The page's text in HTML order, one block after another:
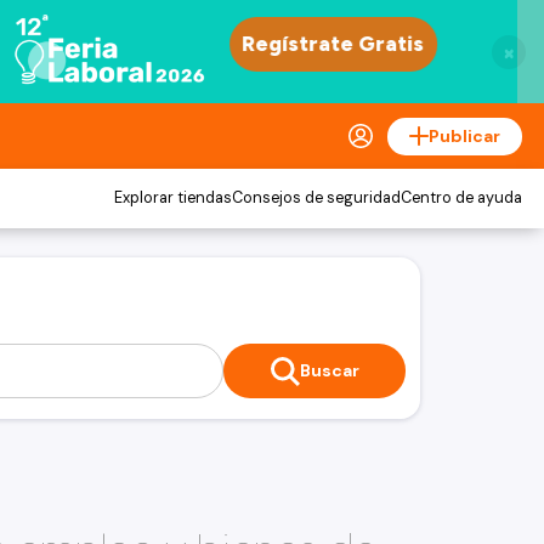
×
Publicar
Explorar tiendasConsejos de seguridadCentro de ayuda
Buscar